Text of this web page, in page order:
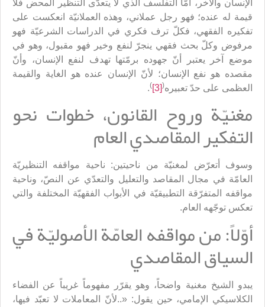
الإنسان والآخر، أمّا التفلسف الذي لا يتعدّى التنظير المحض فلا
قيمة له عنده؛ فهو رجل عملاني، وهذه العملانيّة انعكست على
تفكيره الفقهي، فكلّ ترف فكري في الدراسات الشرعيّة فهو
مرفوض وكلّ بحث فقهي ينجرّ لنفع وخير فهو مقبول، وهو في
موضع آخر يعتبر أنّ جهوده برمّتها تهدف لنفع الإنسان، وأنّ
مقصده هو نفع الإنسان؛ لأنّ الإنسان عنده هو الغاية والقيمة
العظمى على حدّ تعبيره(
[3]
)
.
مغنيّة وروح القانون، خطوات نحو
التفكير المقاصدي العام
وسوف أتعرّض لمغنيّة من ناحيتين: ناحية مواقفه التنظيريّة
العامّة في مجال المقاصد والتعليل والتعدّي عن النصّ، وناحية
مواقفه المتفرّقة التطبيقيّة في الأبواب الفقهيّة المختلفة والتي
تعكس توجّهه العام.
أوّلاً: من مواقفه العامّة الأصوليّة في
السياق المقاصدي
يبدو الشيخ مغنية واضحاً، وهو يقرّر مفهوماً غريباً عن الفضاء
الكلاسيكي الإمامي، حين يقول: «..لأنّ المعاملات لا تعبّد فيها،